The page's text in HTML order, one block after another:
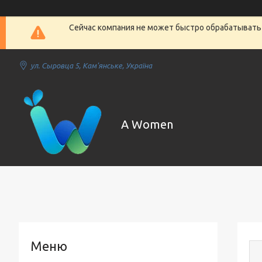
Сейчас компания не может быстро
ул. Сыровца 5, Кам'янське, Україна
A Women